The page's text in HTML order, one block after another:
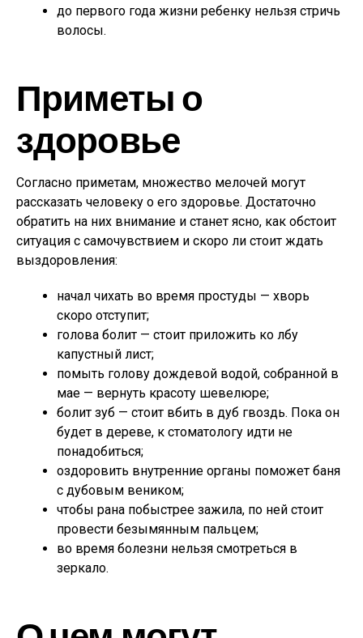
до первого года жизни ребенку нельзя стричь
волосы.
Приметы о
здоровье
Согласно приметам, множество мелочей могут
рассказать человеку о его здоровье. Достаточно
обратить на них внимание и станет ясно, как обстоит
ситуация с самочувствием и скоро ли стоит ждать
выздоровления:
начал чихать во время простуды — хворь
скоро отступит;
голова болит — стоит приложить ко лбу
капустный лист;
помыть голову дождевой водой, собранной в
мае — вернуть красоту шевелюре;
болит зуб — стоит вбить в дуб гвоздь. Пока он
будет в дереве, к стоматологу идти не
понадобиться;
оздоровить внутренние органы поможет баня
с дубовым веником;
чтобы рана побыстрее зажила, по ней стоит
провести безымянным пальцем;
во время болезни нельзя смотреться в
зеркало.